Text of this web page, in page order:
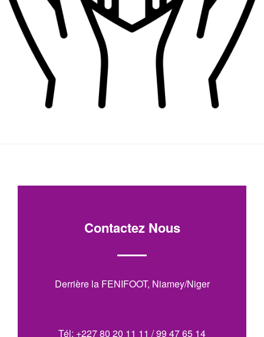
Contactez Nous
Derrière la FENIFOOT, Niamey/Niger
Tél: +227 80 20 11 11 / 99 47 65 14